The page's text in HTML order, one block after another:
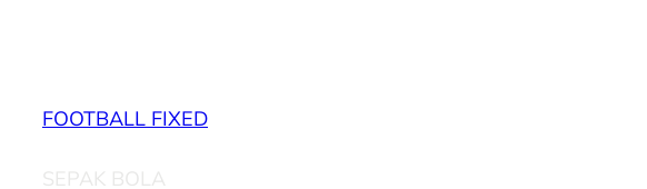
FOOTBALL FIXED
SEPAK BOLA